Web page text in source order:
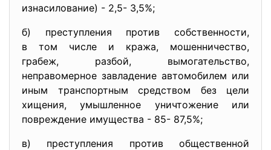
изнасилование) - 2,5- 3,5%;
б) преступления против собственности,
в том числе и кража, мошенничество,
грабеж, разбой, вымогательство,
неправомерное завладение автомобилем или
иным транспортным средством без цели
хищения, умышленное уничтожение или
повреждение имущества - 85- 87,5%;
в) преступления против общественной